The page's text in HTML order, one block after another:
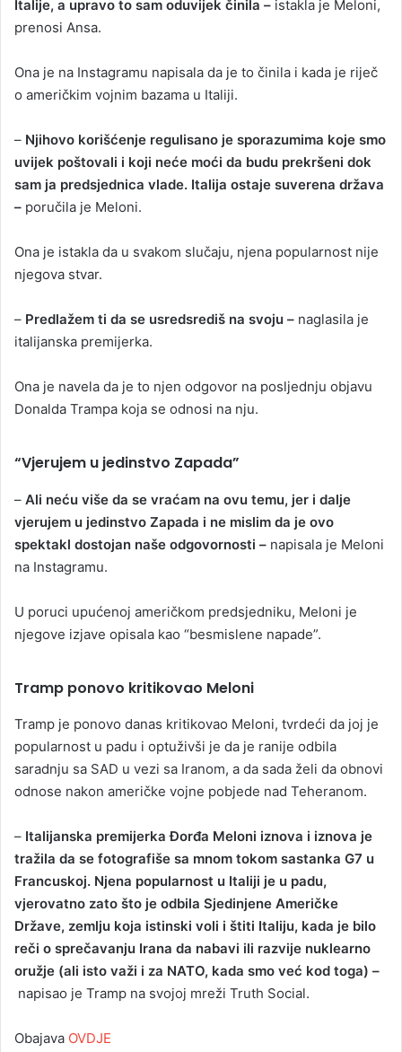
Italije, a upravo to sam oduvijek činila – istakla je Meloni,
prenosi Ansa.
Ona je na Instagramu napisala da je to činila i kada je riječ
o američkim vojnim bazama u Italiji.
– Njihovo korišćenje regulisano je sporazumima koje smo
uvijek poštovali i koji neće moći da budu prekršeni dok
sam ja predsjednica vlade. Italija ostaje suverena država
– poručila je Meloni.
Ona je istakla da u svakom slučaju, njena popularnost nije
njegova stvar.
– Predlažem ti da se usredsrediš na svoju – naglasila je
italijanska premijerka.
Ona je navela da je to njen odgovor na posljednju objavu
Donalda Trampa koja se odnosi na nju.
“Vjerujem u jedinstvo Zapada”
– Ali neću više da se vraćam na ovu temu, jer i dalje
vjerujem u jedinstvo Zapada i ne mislim da je ovo
spektakl dostojan naše odgovornosti – napisala je Meloni
na Instagramu.
U poruci upućenoj američkom predsjedniku, Meloni je
njegove izjave opisala kao “besmislene napade”.
Tramp ponovo kritikovao Meloni
Tramp je ponovo danas kritikovao Meloni, tvrdeći da joj je
popularnost u padu i optuživši je da je ranije odbila
saradnju sa SAD u vezi sa Iranom, a da sada želi da obnovi
odnose nakon američke vojne pobjede nad Teheranom.
– Italijanska premijerka Đorđa Meloni iznova i iznova je
tražila da se fotografiše sa mnom tokom sastanka G7 u
Francuskoj. Njena popularnost u Italiji je u padu,
vjerovatno zato što je odbila Sjedinjene Američke
Države, zemlju koja istinski voli i štiti Italiju, kada je bilo
reči o sprečavanju Irana da nabavi ili razvije nuklearno
oružje (ali isto važi i za NATO, kada smo već kod toga) –
napisao je Tramp na svojoj mreži Truth Social.
Obajava OVDJE